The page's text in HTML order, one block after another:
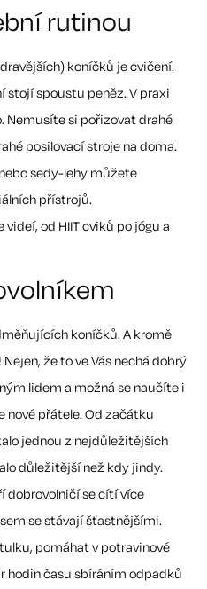
rutinou
koníčků je cvičení.
stojí spoustu peněz. V praxi
Nemusíte si pořizovat drahé
posilovací stroje na doma.
sedy-lehy můžete
přístrojů.
od HIIT cviků po jógu a
koníčků. A kromě
že to ve Vás nechá dobrý
lidem a možná se naučíte i
nové přátele. Od začátku
jednou z nejdůležitějších
důležitější než kdy jindy.
dobrovolničí se cítí více
se stávají šťastnějšími.
pomáhat v potravinové
hodin času sbíráním odpadků